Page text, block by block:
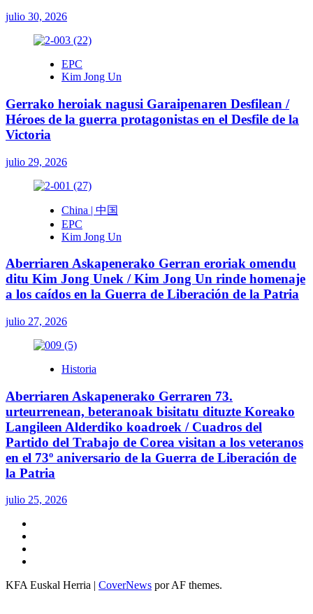
julio 30, 2026
EPC
Kim Jong Un
Gerrako heroiak nagusi Garaipenaren Desfilean /
Héroes de la guerra protagonistas en el Desfile de la
Victoria
julio 29, 2026
China | 中国
EPC
Kim Jong Un
Aberriaren Askapenerako Gerran eroriak omendu
ditu Kim Jong Unek / Kim Jong Un rinde homenaje
a los caídos en la Guerra de Liberación de la Patria
julio 27, 2026
Historia
Aberriaren Askapenerako Gerraren 73.
urteurrenean, beteranoak bisitatu dituzte Koreako
Langileen Alderdiko koadroek / Cuadros del
Partido del Trabajo de Corea visitan a los veteranos
en el 73º aniversario de la Guerra de Liberación de
la Patria
julio 25, 2026
KFA Euskal Herria | CoverNews por AF themes.